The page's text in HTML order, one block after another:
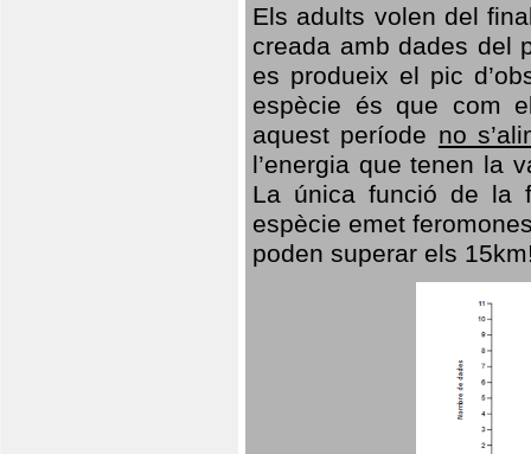
Els adults volen del
creada amb dades del
es produeix el pic
espècie és que com
aquest període no
l’energia que tenen la
La única funció de la
espècie emet
poden superar els